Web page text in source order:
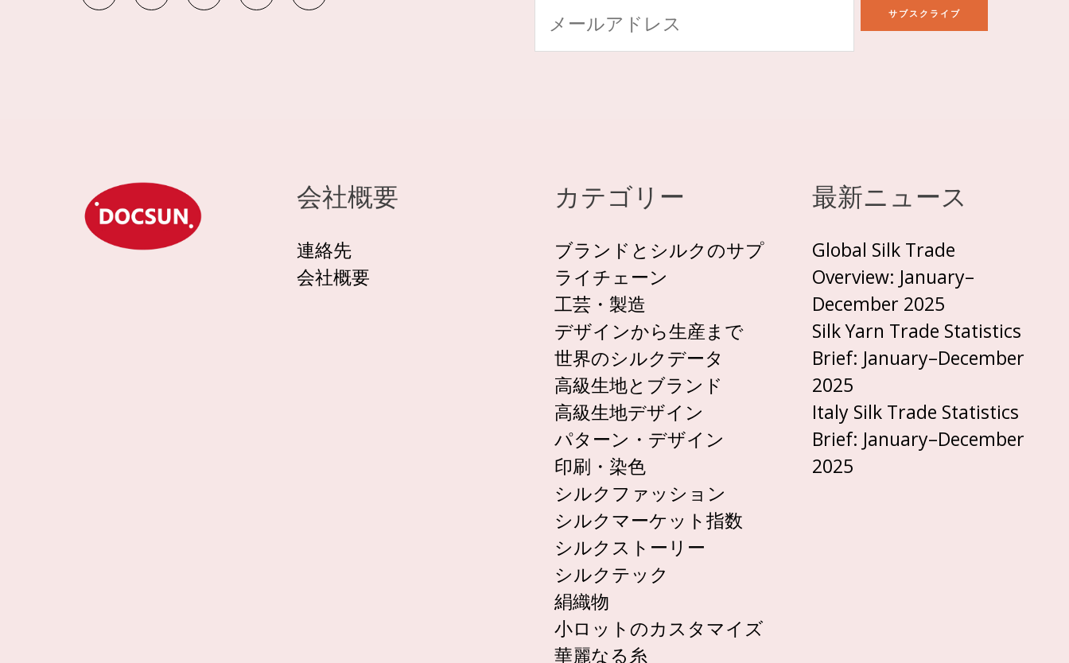
ッ
タ
ク
ト
ス
タ
イ
ス t
子
サブスクライブ
会社概要
連絡先
会社概要
カテゴリー
ブランドとシルクのサプ
ライチェーン
工芸・製造
デザインから生産まで
世界のシルクデータ
高級生地とブランド
高級生地デザイン
パターン・デザイン
印刷・染色
シルクファッション
シルクマーケット指数
シルクストーリー
シルクテック
絹織物
小ロットのカスタマイズ
華麗なる糸
最新ニュース
Global Silk Trade
Overview: January–
December 2025
Silk Yarn Trade Statistics
Brief: January–December
2025
Italy Silk Trade Statistics
Brief: January–December
2025